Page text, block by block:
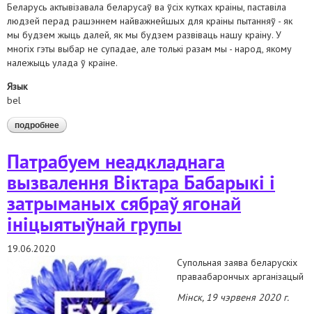
Беларусь актывізавала беларусаў ва ўсіх кутках краіны, паставіла
людзей перад рашэннем найважнейшых для краіны пытанняў - як
мы будзем жыць далей, як мы будзем развіваць нашу краіну. У
многіх гэты выбар не супадае, але толькі разам мы - народ, якому
належыць улада ў краіне.
Язык
bel
подробнее о заклікаем ўсе бакі да стрыманасці і непрымянення гвалту
падчас мірных сходаў
Патрабуем неадкладнага
вызвалення Віктара Бабарыкі і
затрыманых сябраў ягонай
ініцыятыўнай групы
19.06.2020
Супольная заява беларускіх
праваабарончых арганізацый
Мінск, 19 чэрвеня 2020 г.